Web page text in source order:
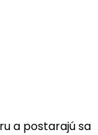
a postarajú sa